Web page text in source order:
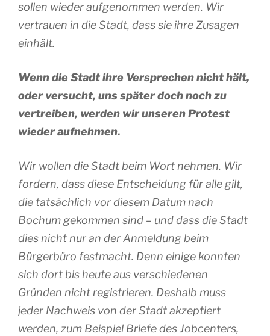
sollen wieder aufgenommen werden. Wir
vertrauen in die Stadt, dass sie ihre Zusagen
einhält.
Wenn die Stadt ihre Versprechen nicht hält,
oder versucht, uns später doch noch zu
vertreiben, werden wir unseren Protest
wieder aufnehmen.
Wir wollen die Stadt beim Wort nehmen. Wir
fordern, dass diese Entscheidung für alle gilt,
die tatsächlich vor diesem Datum nach
Bochum gekommen sind – und dass die Stadt
dies nicht nur an der Anmeldung beim
Bürgerbüro festmacht. Denn einige konnten
sich dort bis heute aus verschiedenen
Gründen nicht registrieren. Deshalb muss
jeder Nachweis von der Stadt akzeptiert
werden, zum Beispiel Briefe des Jobcenters,